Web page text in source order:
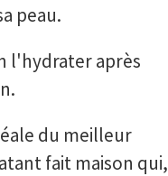
peau.
l'hydrater après
du meilleur
fait maison qui,